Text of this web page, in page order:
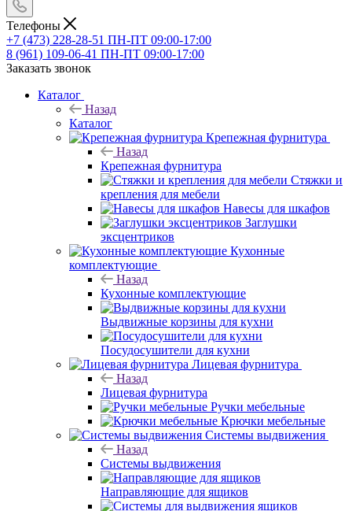
Телефоны
+7 (473) 228-28-51 ПН-ПТ 09:00-17:00
8 (961) 109-06-41 ПН-ПТ 09:00-17:00
Заказать звонок
Каталог
Назад
Каталог
Крепежная фурнитура
Назад
Крепежная фурнитура
Стяжки и
крепления для мебели
Навесы для шкафов
Заглушки
эксцентриков
Кухонные
комплектующие
Назад
Кухонные комплектующие
Выдвижные корзины для кухни
Посудосушители для кухни
Лицевая фурнитура
Назад
Лицевая фурнитура
Ручки мебельные
Крючки мебельные
Системы выдвижения
Назад
Системы выдвижения
Направляющие для ящиков